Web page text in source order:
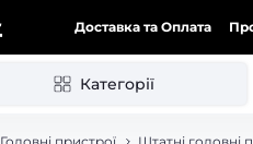
Доставка та Оплата
Категорії